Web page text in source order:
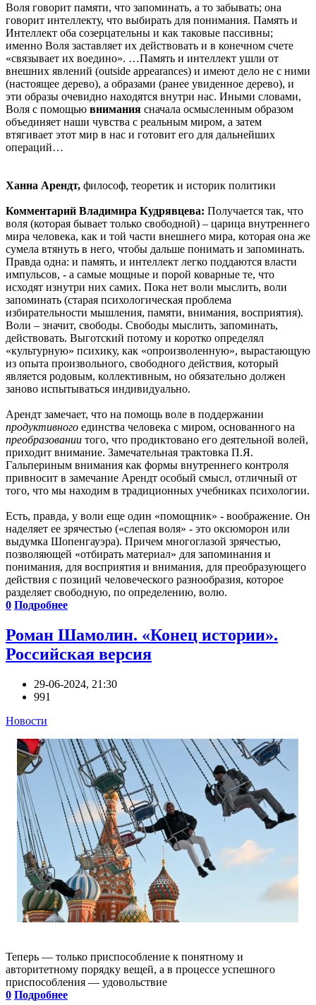
Воля говорит памяти, что запоминать, а то забывать; она
говорит интеллекту, что выбирать для понимания. Память и
Интеллект оба созерцательны и как таковые пассивны;
именно Воля заставляет их действовать и в конечном счете
«связывает их воедино». …Память и интеллект ушли от
внешних явлений (outside appearances) и имеют дело не с ними
(настоящее дерево), а образами (ранее увиденное дерево), и
эти образы очевидно находятся внутри нас. Иными словами,
Воля с помощью внимания сначала осмысленным образом
объединяет наши чувства с реальным миром, а затем
втягивает этот мир в нас и готовит его для дальнейших
операций…
Ханна Арендт, философ, теоретик и историк политики
Комментарий Владимира Кудрявцева: Получается так, что
воля (которая бывает только свободной) – царица внутреннего
мира человека, как и той части внешнего мира, которая она же
сумела втянуть в него, чтобы дальше понимать и запоминать.
Правда одна: и память, и интеллект легко поддаются власти
импульсов, - а самые мощные и порой коварные те, что
исходят изнутри них самих. Пока нет воли мыслить, воли
запоминать (старая психологическая проблема
избирательности мышления, памяти, внимания, восприятия).
Воли – значит, свободы. Свободы мыслить, запоминать,
действовать. Выготский потому и коротко определял
«культурную» психику, как «опроизволенную», вырастающую
из опыта произвольного, свободного действия, который
является родовым, коллективным, но обязательно должен
заново испытываться индивидуально.
Арендт замечает, что на помощь воле в поддержании
продуктивного единства человека с миром, основанного на
преобразовании того, что продиктовано его деятельной волей,
приходит внимание. Замечательная трактовка П.Я.
Гальпериным внимания как формы внутреннего контроля
привносит в замечание Арендт особый смысл, отличный от
того, что мы находим в традиционных учебниках психологии.
Есть, правда, у воли еще один «помощник» - воображение. Он
наделяет ее зрячестью («слепая воля» - это оксюморон или
выдумка Шопенгауэра). Причем многоглазой зрячестью,
позволяющей «отбирать материал» для запоминания и
понимания, для восприятия и внимания, для преобразующего
действия с позиций человеческого разнообразия, которое
разделяет свободную, по определению, волю.
0 Подробнее
Роман Шамолин. «Конец истории».
Российская версия
29-06-2024, 21:30
991
Новости
Теперь — только приспособление к понятному и
авторитетному порядку вещей, а в процессе успешного
приспособления — удовольствие
0 Подробнее